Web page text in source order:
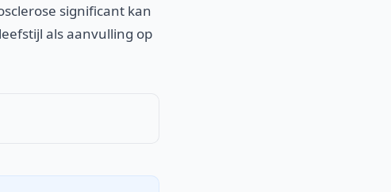
significant kan
als aanvulling op